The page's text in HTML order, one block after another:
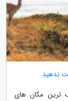
ندهید
ترین مکان های